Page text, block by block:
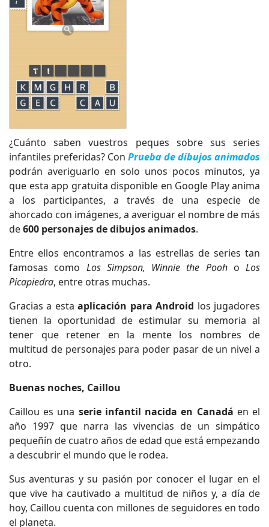
¿Cuánto saben vuestros peques sobre sus series
infantiles preferidas? Con Prueba de dibujos animados
podrán averiguarlo en solo unos pocos minutos, ya
que esta app gratuita disponible en Google Play anima
a los participantes, a través de una especie de
ahorcado con imágenes, a averiguar el nombre de más
de600 personajes de dibujos animados.
Entre ellos encontramos a las estrellas de series tan
famosas como Los Simpson, Winnie the Pooh o Los
Picapiedra, entre otras muchas.
Gracias a estaaplicación para Android los jugadores
tienen la oportunidad de estimular su memoria al
tener que retener en la mente los nombres de
multitud de personajes para poder pasar de un nivel a
otro.
Buenas noches, Caillou
Caillou es una serie infantil nacida en Canadá en el
año 1997 que narra las vivencias de un simpático
pequeñín de cuatro años de edad que está empezando
a descubrir el mundo que le rodea.
Sus aventuras y su pasión por conocer el lugar en el
que vive ha cautivado a multitud de niños y, a día de
hoy, Caillou cuenta con millones de seguidores en todo
el planeta.